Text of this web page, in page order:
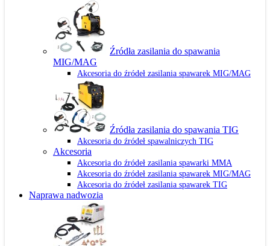
Źródła zasilania do spawania
MIG/MAG
Akcesoria do źródeł zasilania spawarek MIG/MAG
Źródła zasilania do spawania TIG
Akcesoria do źródeł spawalniczych TIG
Akcesoria
Akcesoria do źródeł zasilania spawarki MMA
Akcesoria do źródeł zasilania spawarek MIG/MAG
Akcesoria do źródeł zasilania spawarek TIG
Naprawa nadwozia